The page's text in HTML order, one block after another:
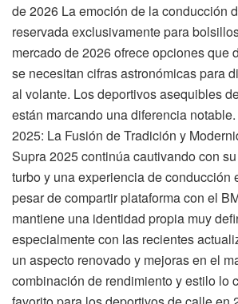
de 2026 La emoción de la conducción
reservada exclusivamente para
mercado de 2026 ofrece opciones que
se necesitan cifras astronómicas para
al volante. Los deportivos asequibles
están marcando una diferencia
2025: La Fusión de Tradición y
Supra 2025 continúa cautivando con
turbo y una experiencia de conducción
pesar de compartir plataforma con el
mantiene una identidad propia muy
especialmente con las recientes
un aspecto renovado y mejoras en el
combinación de rendimiento y estilo lo